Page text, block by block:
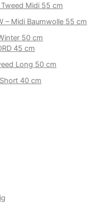
Midi 55 cm
– Midi Baumwolle 55 cm
50 cm
45 cm
Long 50 cm
40 cm